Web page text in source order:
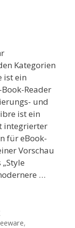
Kategorien
ist ein
Reader
und
ist ein
integrierter
für eBook-
Vorschau
…
,